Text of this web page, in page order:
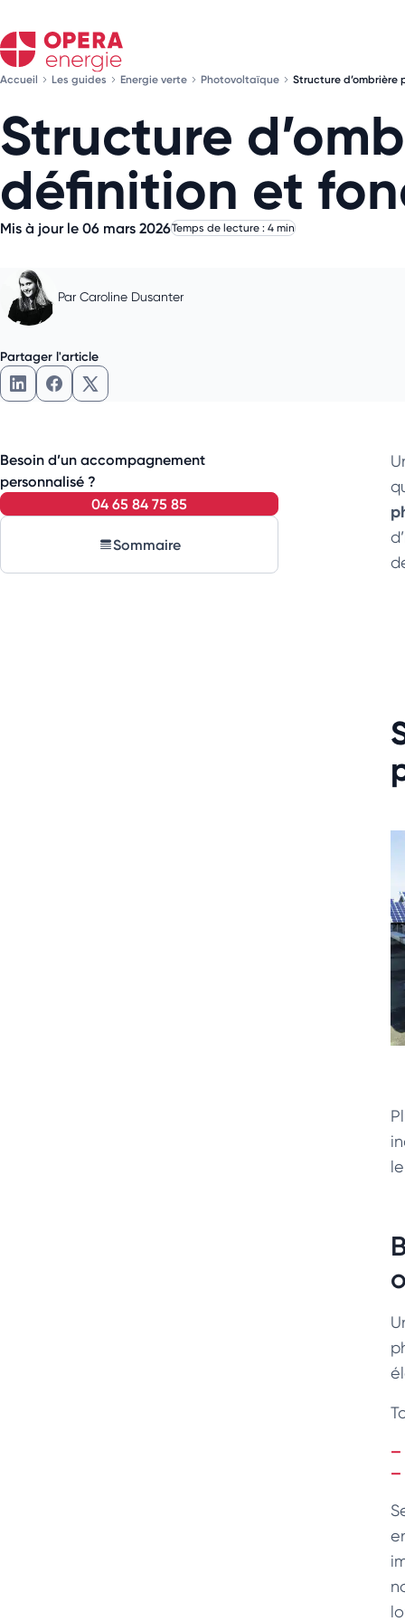
Accueil Les guides Energie verte Photovoltaïque Structure
Structure
définition et
Mis à jour le 06 mars 2026Temps de lecture : 4 min
Par Caroline Dusanter
Partager l'article
Partager l'article sur LinkedIn
Partager l'article sur Facebook
Partager l'article sur X
Besoin d’un accompagnement
personnalisé ?
04 65 84 75 85
Sommaire
le